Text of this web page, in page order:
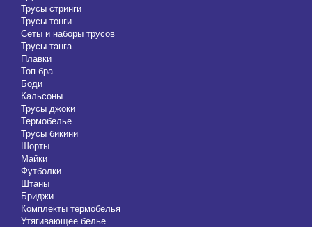
Трусы стринги
Трусы тонги
Сеты и наборы трусов
Трусы танга
Плавки
Топ-бра
Боди
Кальсоны
Трусы джоки
Термобелье
Трусы бикини
Шорты
Майки
Футболки
Штаны
Бриджи
Комплекты термобелья
Утягивающее белье